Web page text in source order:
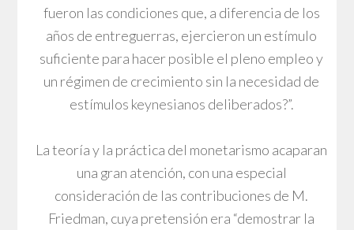
fueron las condiciones que, a diferencia de los
años de entreguerras, ejercieron un estímulo
suficiente para hacer posible el pleno empleo y
un régimen de crecimiento sin la necesidad de
estímulos keynesianos deliberados?”.
La teoría y la práctica del monetarismo acaparan
una gran atención, con una especial
consideración de las contribuciones de M.
Friedman, cuya pretensión era “demostrar la